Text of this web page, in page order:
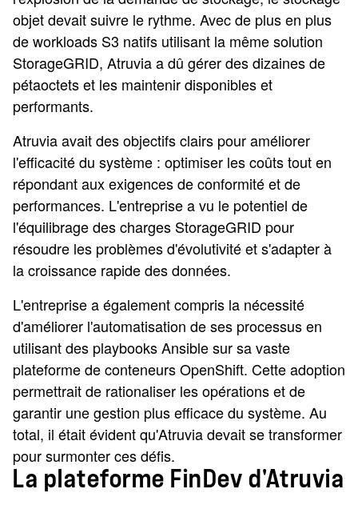
objet devait suivre le rythme. Avec de plus en plus
de workloads S3 natifs utilisant la même solution
StorageGRID, Atruvia a dû gérer des dizaines de
pétaoctets et les maintenir disponibles et
performants.
Atruvia avait des objectifs clairs pour améliorer
l'efficacité du système : optimiser les coûts tout en
répondant aux exigences de conformité et de
performances. L'entreprise a vu le potentiel de
l'équilibrage des charges StorageGRID pour
résoudre les problèmes d'évolutivité et s'adapter à
la croissance rapide des données.
L'entreprise a également compris la nécessité
d'améliorer l'automatisation de ses processus en
utilisant des playbooks Ansible sur sa vaste
plateforme de conteneurs OpenShift. Cette adoption
permettrait de rationaliser les opérations et de
garantir une gestion plus efficace du système. Au
total, il était évident qu'Atruvia devait se transformer
pour surmonter ces défis.
La plateforme FinDev d'Atruvia